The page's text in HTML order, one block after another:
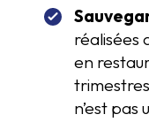
réalisées
en
n’est pas